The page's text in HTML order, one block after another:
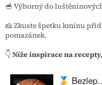
🥣 Výborný do
🧀 Zkuste špetku kmínu
pomazánek.
👇 Níže inspirace na